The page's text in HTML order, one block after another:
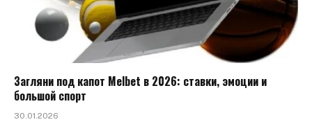
Загляни под капот Melbet в 2026: ставки, эмоции и
большой спорт
30.01.2026